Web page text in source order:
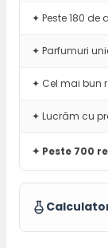
✦ Peste 180 de
✦ Parfumuri
✦ Cel mai bun
✦ Lucrăm cu
✦ Peste 700